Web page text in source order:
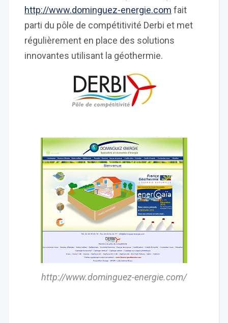
http://www.dominguez-energie.com fait
parti du pôle de compétitivité Derbi et met
régulièrement en place des solutions
innovantes utilisant la géothermie.
http://www.dominguez-energie.com/